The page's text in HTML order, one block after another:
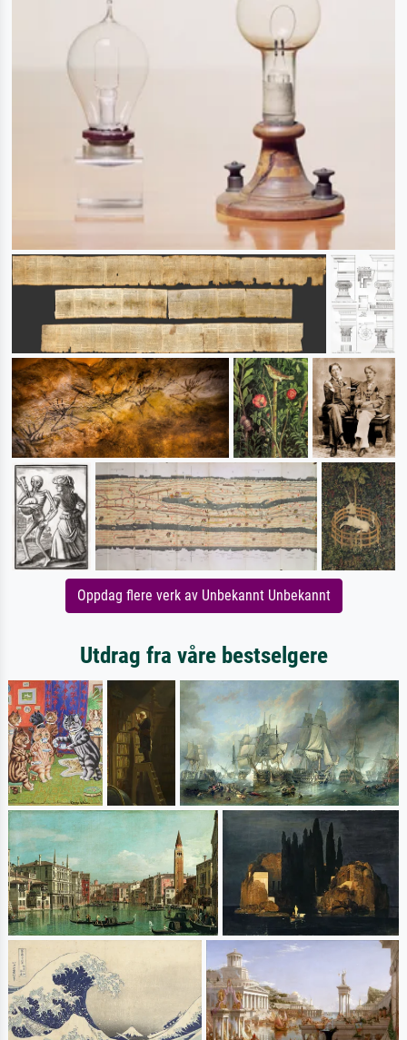
Oppdag flere verk av Unbekannt Unbekannt
Utdrag fra våre bestselgere